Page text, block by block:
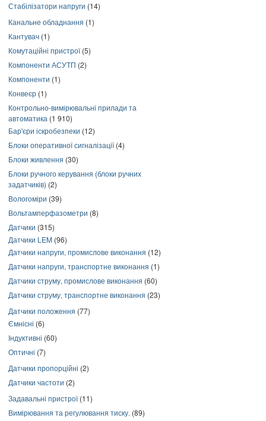
Стабілізатори напруги (14)
Канальне обладнання (1)
Кантувач (1)
Комутаційні пристрої(5)
Компоненти АСУТП (2)
Компоненти (1)
Конвеєр (1)
Контрольно-вимірювальні прилади та
автоматика (1 910)
Бар'єри іскробезпеки (12)
Блоки оперативної сигналізації(4)
Блоки живлення (30)
Блоки ручного керування (блоки ручних
задатчиків) (2)
Вологоміри (39)
Вольтамперфазометри (8)
Датчики (315)
Датчики LEM (96)
Датчики напруги, промислове виконання (12)
Датчики напруги, транспортне виконання (1)
Датчики струму, промислове виконання (60)
Датчики струму, транспортне виконання (23)
Датчики положення (77)
Ємнісні (6)
Індуктивні (60)
Оптичні (7)
Датчики пропорційні (2)
Датчики частоти (2)
Задавальні пристрої(11)
Вимірювання та регулювання тиску. (89)